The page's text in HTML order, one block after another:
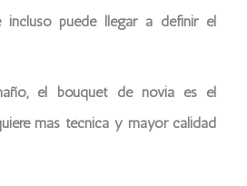
puede llegar a definir el
el bouquet de novia es el
más técnica y mayor calidad